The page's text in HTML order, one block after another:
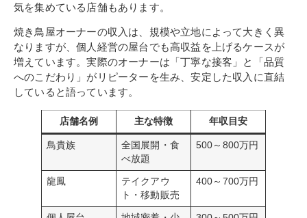
気を集めている店舗もあります。
焼き鳥屋オーナーの収入は、規模や立地によって大きく異
なりますが、個人経営の屋台でも高収益を上げるケースが
増えています。実際のオーナーは「丁寧な接客」と「品質
へのこだわり」がリピーターを生み、安定した収入に直結
していると語っています。
店舗名例 主な特徴 年収目安
鳥貴族
全国展開・食
べ放題
500～800万円
龍鳳
テイクアウ
ト・移動販売
400～700万円